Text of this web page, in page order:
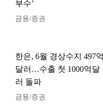
부수’
금융/증권
한은, 6월 경상수지 497억
달러…수출 첫 1000억달
러 돌파
금융/증권